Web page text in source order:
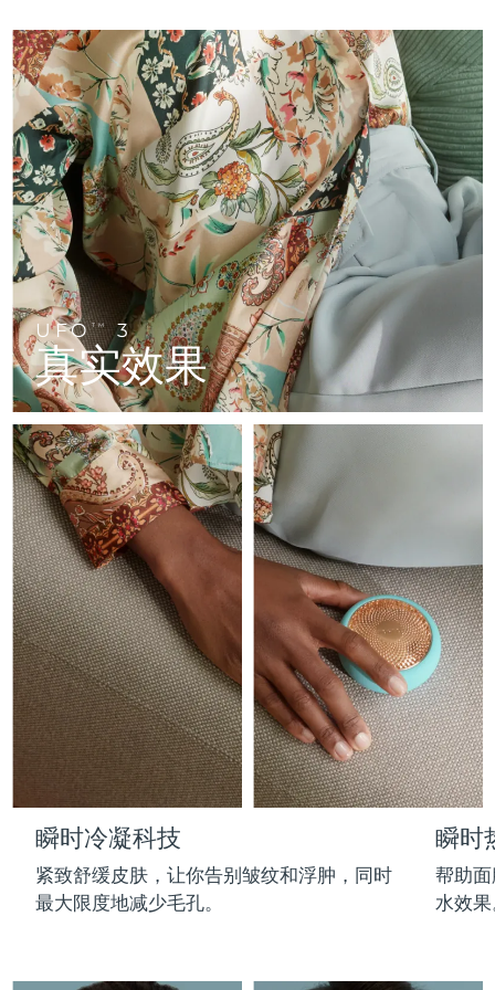
UFOTM 3
真实效果
瞬时冷凝科技
紧致舒缓皮肤，让你告别皱纹和浮肿，同时
最大限度地减少毛孔。
瞬时
帮助
水效
LUNA™ 4 mini
For young skin, T-zone
LUNA™ 4 go
For travel or gym bag
LUNA™ 护肤
Premium cleansers & balm
LUNA™ 设备
All facial cleansing devices
面部提拉护理
Premium anti-aging skincare
BEAR™ 设备
All premium facelift devices
device
UFO™ 3 mini
Red light therapy device for young skin
UFO™ 3 go
Portable red light therapy
面膜
Rejuvenation & hydration
UFO™ 设备
All deep facial hydration devices
issa™ 4 smile
Hybrid silicone sonic toothbrush
issa™ 4 baby
For ages 0-3
issa™ Teeth Whitening Set
Dual LED + sonic device & 18% PAP gel
ISSA™ 设备
All silicone sonic toothbrushes
抗老
FAQ™ 101
Clinical anti-aging
FAQ™ 102
Advanced clinical anti-aging
FAQ™ 103
Luxurious clinical anti-aging set
FAQ™ P1 Primer
Manuka honey primer
FAQ™护肤品
All FAQ™ skincare
FAQ™产品
All anti-aging treatments
LED治疗
FAQ™ 201
LED mask
FAQ™ 202
LED mask
FAQ™ 211
Anti-aging neck & décolleté LED mask
FAQ™ 221
Anti-aging LED hand mask
FAQ™护肤品
All FAQ™ skincare
FAQ™产品
All LED treatments
生发
FAQ™ 301
LED hair strengthening scalp massager
FAQ™ Scalp Serum
Scalp recovery probiotic serum
FAQ™护肤品
All FAQ™ skincare
FAQ™产品
All hair treatments
肌肤年轻化
NEW
FAQ™ 501
Full-Spectrum Red Light Therapy
FAQ™ 502
Full-Spectrum Red Light Therapy
FAQ™ Red Light Serum
FAQ™ skincare
All FAQ™ skincare
FAQ™ products
All toning treatments
保健品
NEW
专业治疗
脱毛
PEACH™ 2 Pro Max
Professional IPL hair removal device
PEACH™ 2
IPL hair removal
PEACH™ 2 go
Travel-friendly IPL hair removal
PEACH™ Cooling Prep Gel
Cooling IPL hair removal gel
身体护理
BEAR™ 2 body
Microcurrent body toning
LUNA™ 4 body
Massaging body brush
SUPERCHARGED™ serum
Firming body serum
痘肌护理
ESPADA™ 2 plus
Recurring acne LED therapy
ESPADA™ 2
Acne treatment device
ESPADA™ Blemish Solution
眼部护理
BEAR™ 2 eyes & lips
Microcurrent line smoothing device
IRIS™ 2
Rejuvenating eye massager
眼部护肤
毛孔护理
KIWI™ derma
Diamond microdermabrasion .
KIWI™
护发
LUNA™ 4 hair
2-in-1 LED scalp massager
FLIP™ play advanced
牙齿美白
中国 预计送达日期8/8/26
哥伦比亚 预计送达日期8/12/26
克罗地亚 预计送达日期 8/8/26
塞浦路斯 预计送达日期 8/9/26
捷克 预计送达日期8/8/26
丹麦 预计送达日期
爱沙尼亚 预计送达日期8/8/26
芬兰
法国 预计送达日期
法属波利尼西亚
德国 预计送达日期8/8/26
直布罗陀 预计送达日期8/12/26
希腊 预计送达日期8/8/26
中国香港特别行政区 预计送达日期8/9/26
预计送达日期8/8/26
冰岛 8/9/26
印度尼西亚 8/6/26